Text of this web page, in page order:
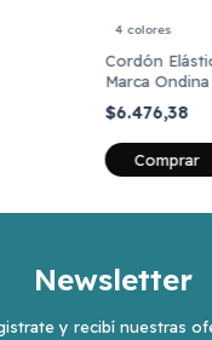
4 colores
Cordón
Marca
25 Metros
$6.476,38
Comprar
Newsletter
y recibí nuestras